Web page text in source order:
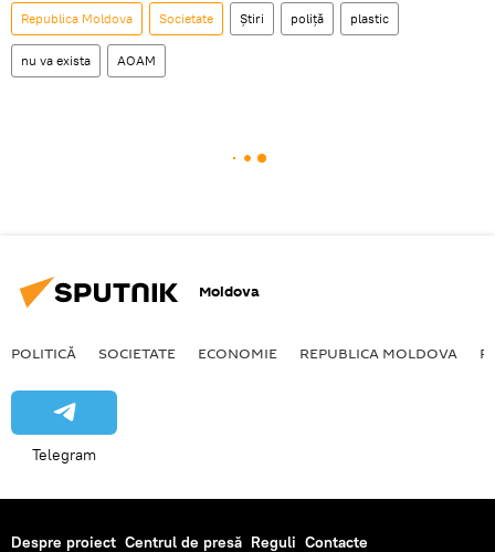
Republica Moldova Societate Știri poliță plastic
nu va exista AOAM
Moldova
POLITICĂ SOCIETATE ECONOMIE REPUBLICA MOLDOVA
Telegram
Despre proiect Centrul de presă Reguli Contacte